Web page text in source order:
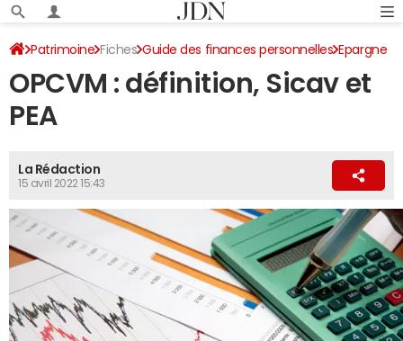
Patrimoine Fiches Guide des finances personnelles Epargne
OPCVM : définition, Sicav et
PEA
La Rédaction
15 avril 2022 15:43